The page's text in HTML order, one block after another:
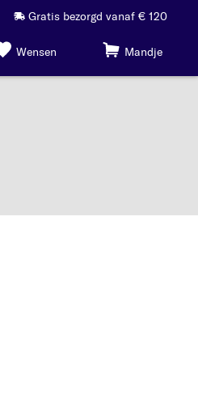
Gratis bezorgd vanaf € 120
Wensen Mandje